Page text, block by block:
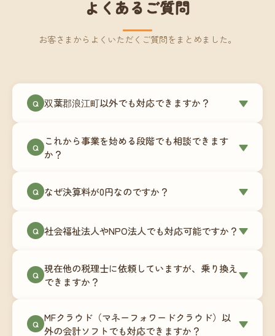
よくあるご質問
お客さまからよくいただくご質問をまとめました。
Q 双葉郡浪江町以外でも対応できますか？ ▼
す。Zoomやチャットツールを使ったオンラインで
のやり取りが中心ですので、地域を問わずサポー
地域の事業者さまにご利用いただいています。
Q
これから事業を始める段階でも相談できます
か？
▼
180,000円〜）をご用意しています。事業計画の段
談にも対応しています。
Q なぜ決算料が0円なのですか？ ▼
次で進めています。そのため、決算時に追加の作
リプション型の料金体系を実現しています。年間
コストが事前にわかるので、資金繰りの見通しも
Q 社会福祉法人やNPO法人でも対応可能ですか？▼
は営利法人とは会計基準や監査要件が異なるた
め、別途お見積りとなります。まずはお気軽にご
Q 現在他の税理士に依頼していますが、乗り換え
できますか？
▼
ます。前任の税理士事務所との連携や、過去の帳
Q MFクラウド（マネーフォワードクラウド）以
外の会計ソフトでも対応できますか？
▼